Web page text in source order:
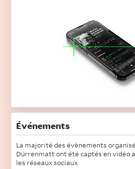
Événements
La majorité des évènements
Dürrenmatt ont été captés en vidéo
les réseaux sociaux.